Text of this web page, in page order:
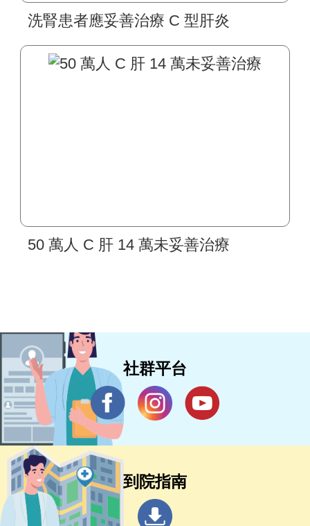
洗腎患者應妥善治療 C 型肝炎
50 萬人 C 肝 14 萬未妥善治療
社群平台
到院指南